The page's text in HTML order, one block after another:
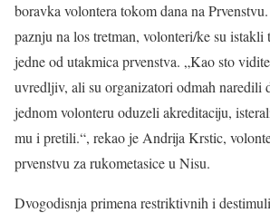
boravka volontera tokom dana na
paznju na los tretman, volonteri/ke su istakli
jedne od utakmica prvenstva. „Kao sto
uvredljiv, ali su organizatori odmah naredili
jednom volonteru oduzeli akreditaciju,
mu i pretili.“, rekao je Andrija Krstic,
prvenstvu za rukometasice u Nisu.
Dvogodisnja primena restriktivnih i